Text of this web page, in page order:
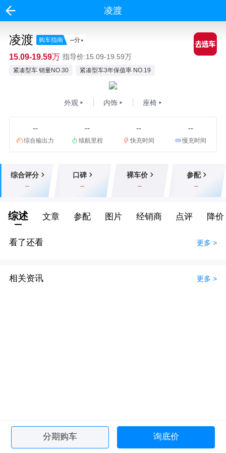
凌渡
凌渡 购车指南 --分
15.09-19.59万 指导价:15.09-19.59万
紧凑型车 销量NO.30 紧凑型车3年保值率 NO.19
外观 内饰 座椅
--
综合输出力
--
续航里程
--
快充时间
--
慢充时间
综合评分
--
口碑
--
裸车价
--
参配
--
综述 文章 参配 图片 经销商 点评 降价
看了还看 更多 >
相关资讯 更多 >
分期购车 询底价